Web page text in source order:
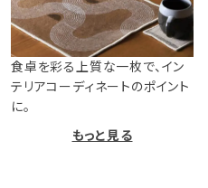
食卓を彩る上質な一枚で、イン
テリアコーディネートのポイント
に。
もっと見る